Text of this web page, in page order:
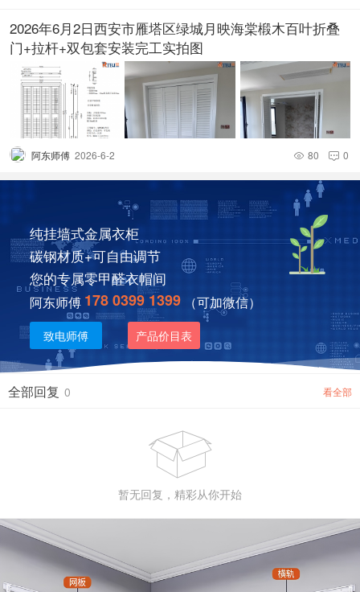
2026年6月2日西安市雁塔区绿城月映海棠椴木百叶折叠
门+拉杆+双包套安装完工实拍图
阿东师傅 2026-6-2  0
 80
纯挂墙式金属衣柜
碳钢材质+可自由调节
您的专属零甲醛衣帽间
阿东师傅 178 0399 1399 （可加微信）
致电师傅 产品价目表
全部回复 0 看全部

暂无回复，精彩从你开始